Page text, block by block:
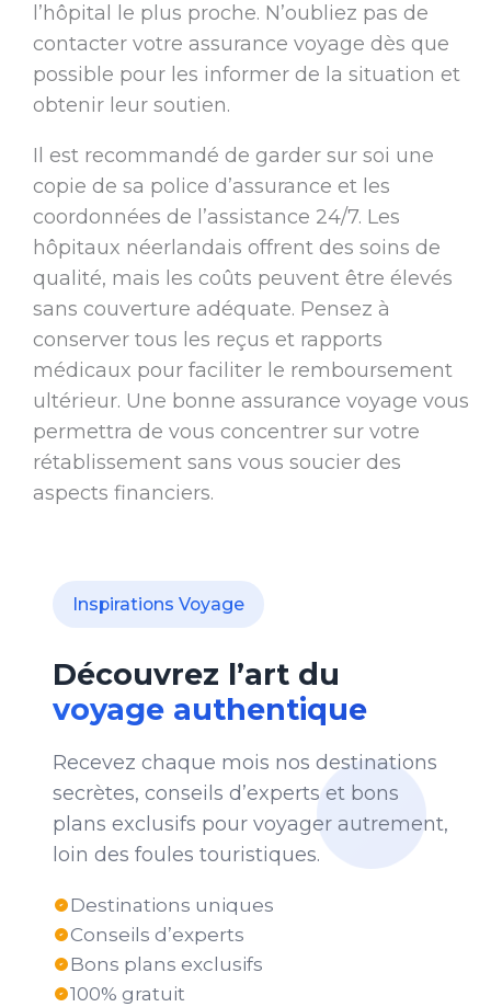
l’hôpital le plus proche. N’oubliez pas de
contacter votre assurance voyage dès que
possible pour les informer de la situation et
obtenir leur soutien.
Il est recommandé de garder sur soi une
copie de sa police d’assurance et les
coordonnées de l’assistance 24/7. Les
hôpitaux néerlandais offrent des soins de
qualité, mais les coûts peuvent être élevés
sans couverture adéquate. Pensez à
conserver tous les reçus et rapports
médicaux pour faciliter le remboursement
ultérieur. Une bonne assurance voyage vous
permettra de vous concentrer sur votre
rétablissement sans vous soucier des
aspects financiers.
Inspirations Voyage
Découvrez l’art du
voyage authentique
Recevez chaque mois nos destinations
secrètes, conseils d’experts et bons
plans exclusifs pour voyager autrement,
loin des foules touristiques.
Destinations uniques
Conseils d’experts
Bons plans exclusifs
100% gratuit